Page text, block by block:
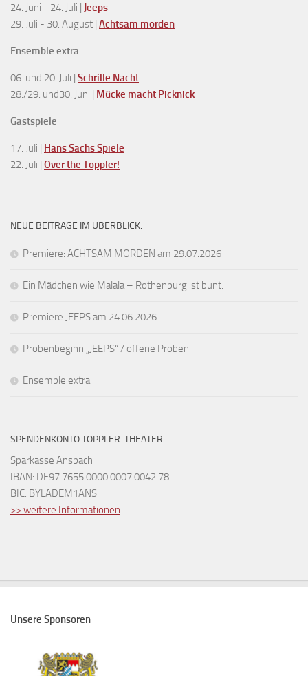
24. Juni - 24. Juli | Jeeps
29. Juli - 30. August | Achtsam morden
Ensemble extra
06. und 20. Juli | Schrille Nacht
28./29. und30. Juni | Mücke macht Picknick
Gastspiele
17. Juli | Hans Sachs Spiele
22. Juli | Over the Toppler!
NEUE BEITRÄGE IM ÜBERBLICK:
Premiere: ACHTSAM MORDEN am 29.07.2026
Ein Mädchen wie Malala – Rothenburg ist bunt.
Premiere JEEPS am 24.06.2026
Probenbeginn „JEEPS“ / offene Proben
Ensemble extra
SPENDENKONTO TOPPLER-THEATER
Sparkasse Ansbach
IBAN: DE97 7655 0000 0007 0042 78
BIC: BYLADEM1ANS
>> weitere Informationen
Unsere Sponsoren